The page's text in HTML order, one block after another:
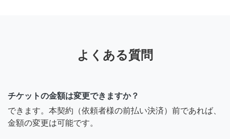
よくある質問
チケットの金額は変更できますか？
できます。本契約（依頼者様の前払い決済）前であれば、
金額の変更は可能です。